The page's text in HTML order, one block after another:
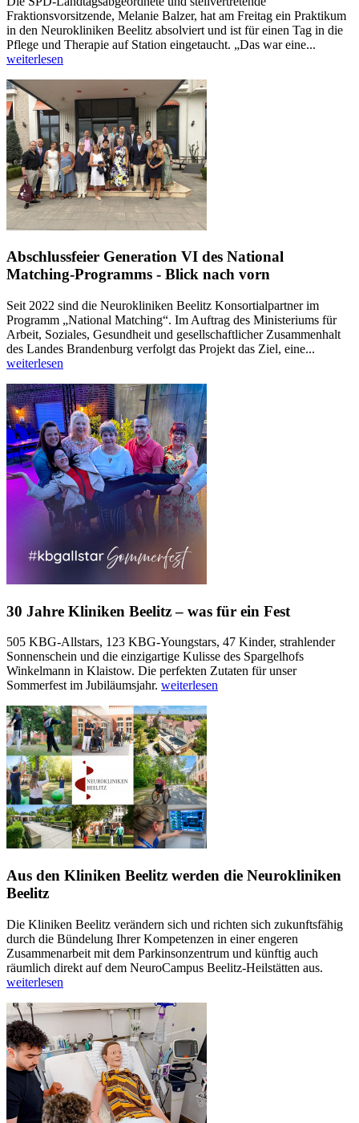
Fraktionsvorsitzende, Melanie Balzer, hat am Freitag ein Praktikum
in den Neurokliniken Beelitz absolviert und ist für einen Tag in die
Pflege und Therapie auf Station eingetaucht. „Das war eine...
weiterlesen
Abschlussfeier Generation VI des National
Matching-Programms - Blick nach vorn
Seit 2022 sind die Neurokliniken Beelitz Konsortialpartner im
Programm „National Matching“. Im Auftrag des Ministeriums für
Arbeit, Soziales, Gesundheit und gesellschaftlicher Zusammenhalt
des Landes Brandenburg verfolgt das Projekt das Ziel, eine...
weiterlesen
30 Jahre Kliniken Beelitz – was für ein Fest
505 KBG-Allstars, 123 KBG-Youngstars, 47 Kinder, strahlender
Sonnenschein und die einzigartige Kulisse des Spargelhofs
Winkelmann in Klaistow. Die perfekten Zutaten für unser
Sommerfest im Jubiläumsjahr. weiterlesen
Aus den Kliniken Beelitz werden die Neurokliniken
Beelitz
Die Kliniken Beelitz verändern sich und richten sich zukunftsfähig
durch die Bündelung Ihrer Kompetenzen in einer engeren
Zusammenarbeit mit dem Parkinsonzentrum und künftig auch
räumlich direkt auf dem NeuroCampus Beelitz-Heilstätten aus.
weiterlesen